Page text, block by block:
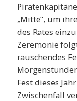
„Mitte“, um
des Rates
Zeremonie
rauschendes
Fest dieses
Zwischenfall